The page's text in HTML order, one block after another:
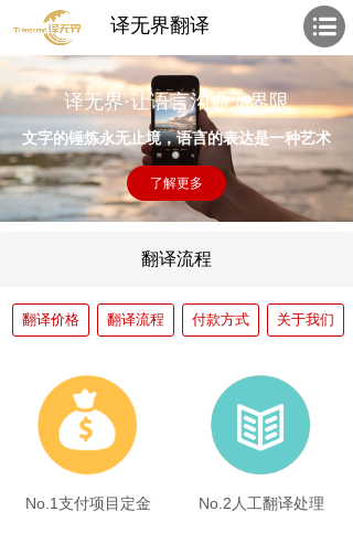
译无界·让语言沟通无界限
文字的锤炼永无止境，语言的表达是一种艺术
了解更多
翻译流程
翻译价格 翻译流程 付款方式 关于我们
No.1支付项目定金 No.2人工翻译处理
译无界翻译